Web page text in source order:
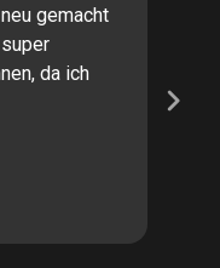
gemacht
da ich